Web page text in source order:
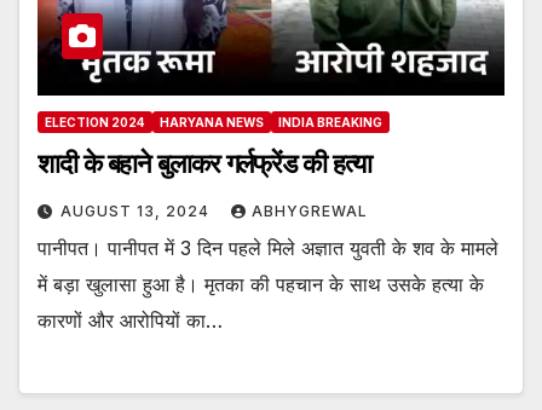
ELECTION 2024 HARYANA NEWS INDIA BREAKING
शादी के बहाने बुलाकर गर्लफ्रेंड की हत्या
AUGUST 13, 2024 ABHYGREWAL
पानीपत। पानीपत में 3 दिन पहले मिले अज्ञात युवती के शव के मामले
में बड़ा खुलासा हुआ है। मृतका की पहचान के साथ उसके हत्या के
कारणों और आरोपियों का…